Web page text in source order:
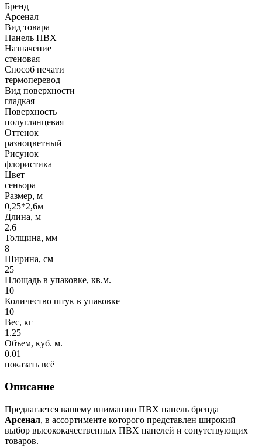
Бренд
Арсенал
Вид товара
Панель ПВХ
Назначение
стеновая
Способ печати
термоперевод
Вид поверхности
гладкая
Поверхность
полуглянцевая
Оттенок
разноцветный
Рисунок
флористика
Цвет
сеньора
Размер, м
0,25*2,6м
Длина, м
2.6
Толщина, мм
8
Ширина, см
25
Площадь в упаковке, кв.м.
10
Количество штук в упаковке
10
Вес, кг
1.25
Объем, куб. м.
0.01
показать всё
Описание
Предлагается вашему вниманию ПВХ панель бренда
Арсенал, в ассортименте которого представлен широкий
выбор высококачественных ПВХ панелей и сопутствующих
товаров.